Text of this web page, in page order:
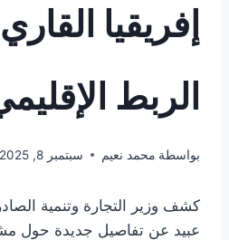
إفريقيا
الربط
بواسطة محمد نعيم سبتمبر 8, 2025
كشف وزير التجارة وتنمية
عبيد عن تفاصيل جديدة حول